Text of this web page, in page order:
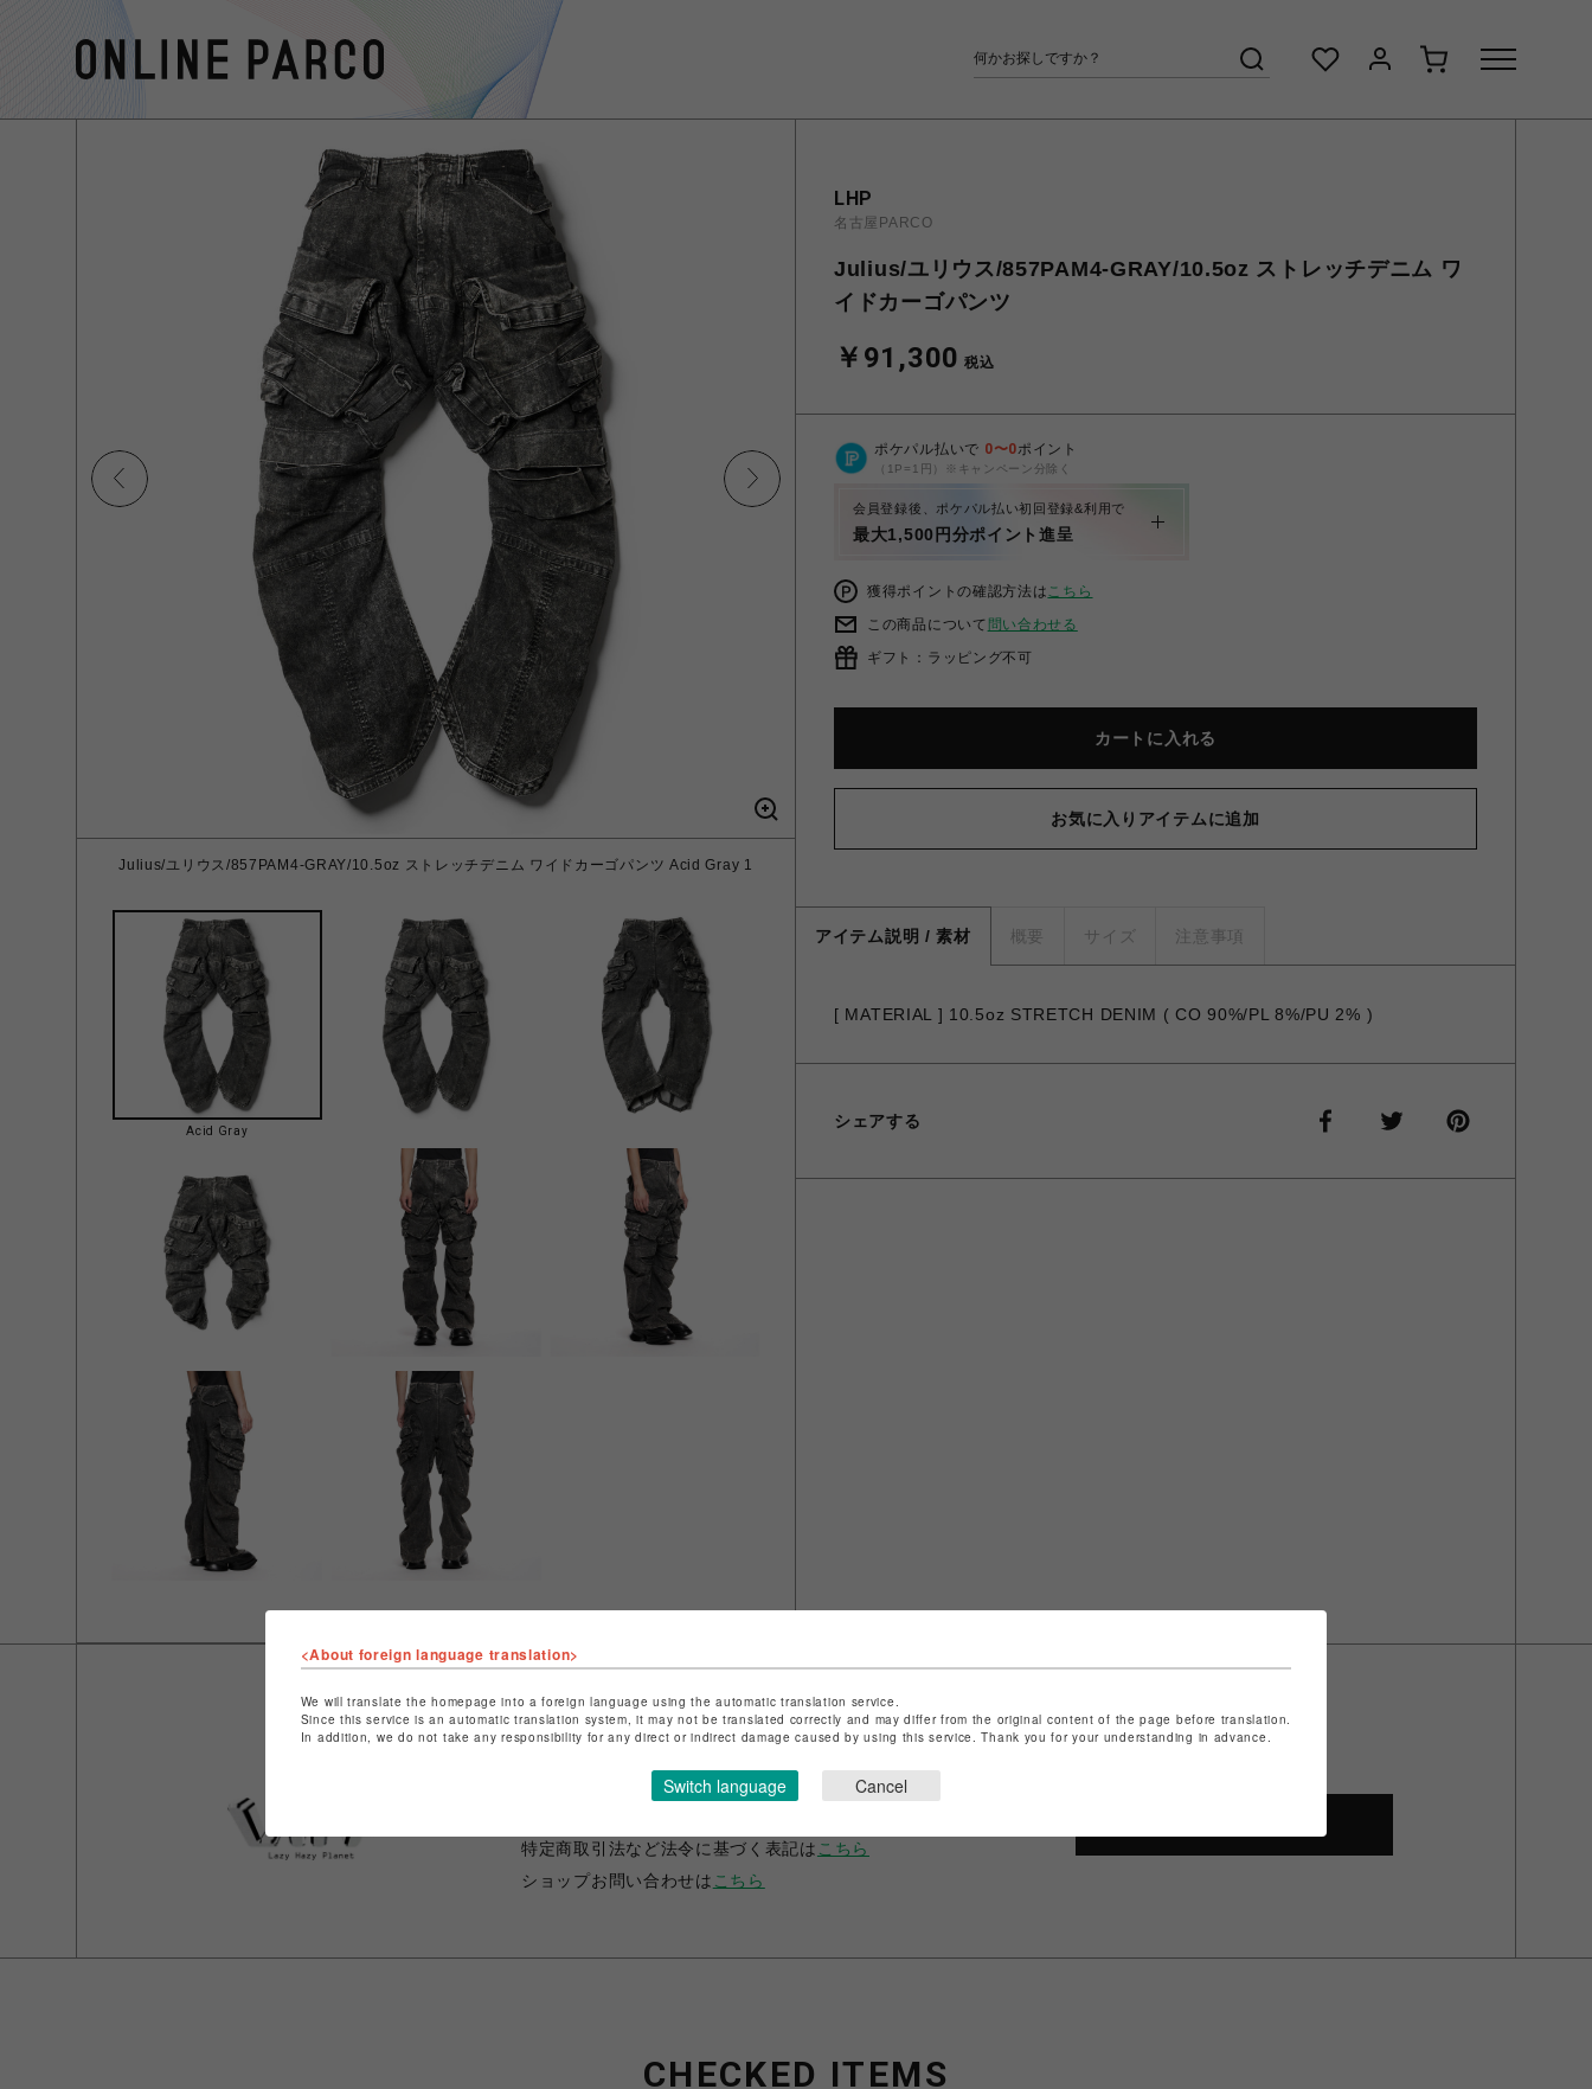
Julius/ユリウス/857PAM4-GRAY/10.5oz ストレッチデニム ワイドカーゴパンツ Acid Gray 1
Acid Gray
LHP
名古屋PARCO
Julius/ユリウス/857PAM4-GRAY/10.5oz ストレッチデニム ワ
イドカーゴパンツ
￥91,300 税込
ポケパル払いで 0〜0ポイント
（1P=1円）※キャンペーン分除く
会員登録後、ポケパル払い初回登録&利用で
最大1,500円分ポイント進呈
獲得ポイントの確認方法はこちら
この商品について 問い合わせる
ギフト：ラッピング不可
カートに入れる
お気に入りアイテムに追加
アイテム説明 / 素材 概要 サイズ 注意事項
[ MATERIAL ] 10.5oz STRETCH DENIM ( CO 90%/PL 8%/PU 2% )
シェアする
LHP
名古屋PARCO
特定商取引法など法令に基づく表記は こちら
ショップお問い合わせは こちら
CHECKED ITEMS
<About foreign language translation>
We will translate the homepage into a foreign language using the automatic translation service.
Since this service is an automatic translation system, it may not be translated correctly and may differ from the original content of the page before translation.
In addition, we do not take any responsibility for any direct or indirect damage caused by using this service. Thank you for your understanding in advance.
Switch language Cancel